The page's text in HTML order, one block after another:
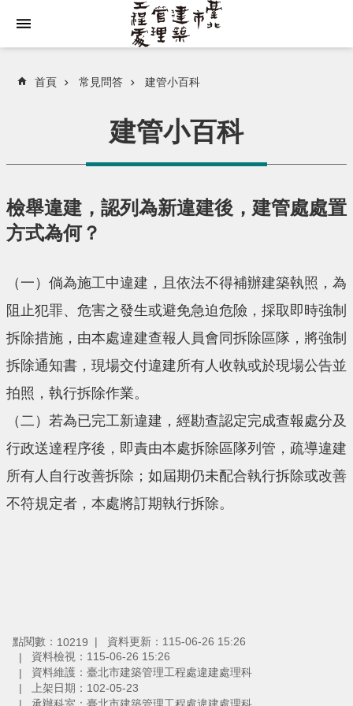
首頁 常見問答 建管小百科
建管小百科
檢舉違建，認列為新違建後，建管處處置
方式為何？
（一）倘為施工中違建，且依法不得補辦建築執照，為
阻止犯罪、危害之發生或避免急迫危險，採取即時強制
拆除措施，由本處違建查報人員會同拆除區隊，將強制
拆除通知書，現場交付違建所有人收執或於現場公告並
拍照，執行拆除作業。
（二）若為已完工新違建，經勘查認定完成查報處分及
行政送達程序後，即責由本處拆除區隊列管，疏導違建
所有人自行改善拆除；如屆期仍未配合執行拆除或改善
不符規定者，本處將訂期執行拆除。
點閱數： 10219
資料更新：115-06-26 15:26
資料檢視：115-06-26 15:26
資料維護：臺北市建築管理工程處違建處理科
上架日期：102-05-23
承辦科室：臺北市建築管理工程處違建處理科